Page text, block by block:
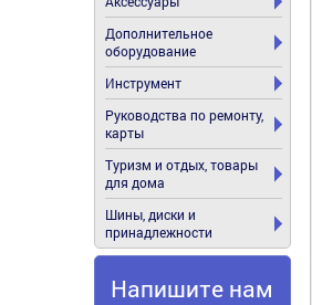
Дополнительное
оборудование
Инструмент
Руководства по ремонту,
карты
Туризм и отдых, товары
для дома
Шины, диски и
принадлежности
Напишите нам